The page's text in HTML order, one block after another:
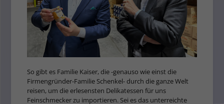
So gibt es Familie Kaiser, die -genauso wie einst die
Firmengründer-Familie Schenkel- durch die ganze Welt
reisen, um die erlesensten Delikatessen für uns
Feinschmecker zu importieren. Sei es das unterreichte